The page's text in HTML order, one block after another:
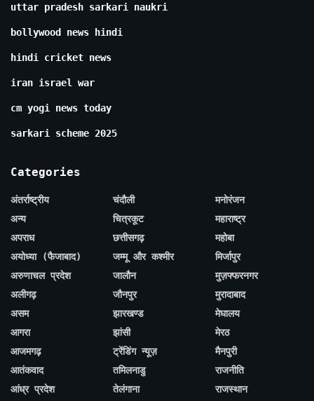
uttar pradesh sarkari naukri
bollywood news hindi
hindi cricket news
iran israel war
cm yogi news today
sarkari scheme 2025
Categories
अंतर्राष्ट्रीय
अन्य
अपराध
अयोध्या (फैजाबाद)
अरुणाचल प्रदेश
अलीगढ़
असम
आगरा
आजमगढ़
आतंकवाद
आंध्र प्रदेश
चंदौली
चित्रकूट
छत्तीसगढ़
जम्मू और कश्मीर
जालौन
जौनपुर
झारखण्ड
झांसी
ट्रेंडिंग न्यूज़
तमिलनाडु
तेलंगाना
मनोरंजन
महाराष्ट्र
महोबा
मिर्जापुर
मुज़फ्फरनगर
मुरादाबाद
मेघालय
मेरठ
मैनपुरी
राजनीति
राजस्थान